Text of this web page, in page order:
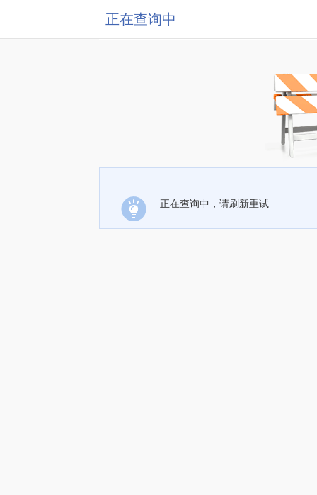
正在查询中
正在查询中，请刷新重试